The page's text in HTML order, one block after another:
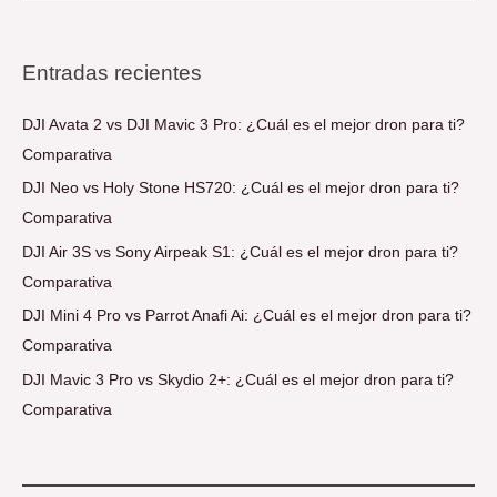
Entradas recientes
DJI Avata 2 vs DJI Mavic 3 Pro: ¿Cuál es el mejor dron para ti?
Comparativa
DJI Neo vs Holy Stone HS720: ¿Cuál es el mejor dron para ti?
Comparativa
DJI Air 3S vs Sony Airpeak S1: ¿Cuál es el mejor dron para ti?
Comparativa
DJI Mini 4 Pro vs Parrot Anafi Ai: ¿Cuál es el mejor dron para ti?
Comparativa
DJI Mavic 3 Pro vs Skydio 2+: ¿Cuál es el mejor dron para ti?
Comparativa